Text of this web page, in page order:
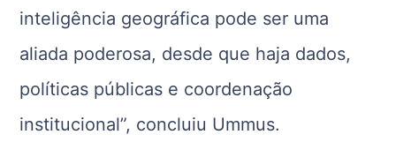
inteligência geográfica pode ser uma
aliada poderosa, desde que haja dados,
políticas públicas e coordenação
institucional”, concluiu Ummus.